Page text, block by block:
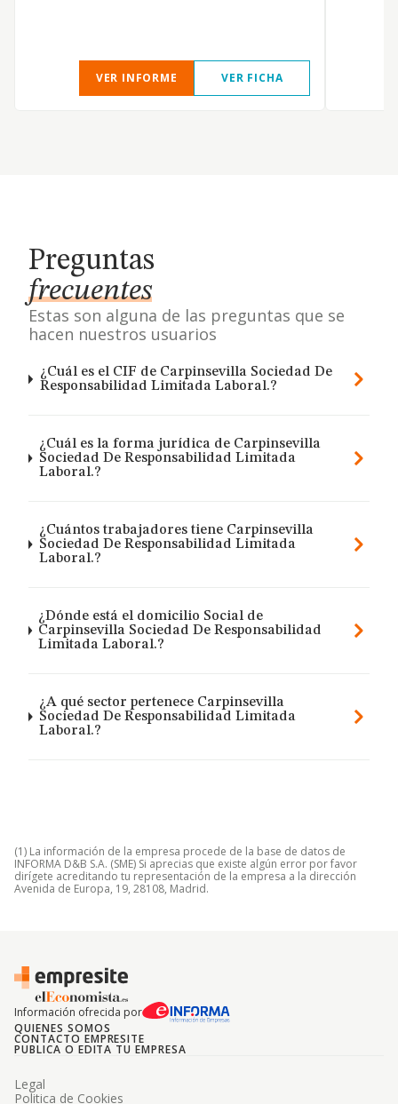
VER INFORME VER FICHA
Preguntas
frecuentes
Estas son alguna de las preguntas que se
hacen nuestros usuarios
¿Cuál es el CIF de Carpinsevilla Sociedad De
Responsabilidad Limitada Laboral.?
¿Cuál es la forma jurídica de Carpinsevilla
Sociedad De Responsabilidad Limitada
Laboral.?
¿Cuántos trabajadores tiene Carpinsevilla
Sociedad De Responsabilidad Limitada
Laboral.?
¿Dónde está el domicilio Social de
Carpinsevilla Sociedad De Responsabilidad
Limitada Laboral.?
¿A qué sector pertenece Carpinsevilla
Sociedad De Responsabilidad Limitada
Laboral.?
(1) La información de la empresa procede de la base de datos de
INFORMA D&B S.A. (SME) Si aprecias que existe algún error por favor
dirígete acreditando tu representación de la empresa a la dirección
Avenida de Europa, 19, 28108, Madrid.
Información ofrecida por
QUIENES SOMOS
CONTACTO EMPRESITE
PUBLICA O EDITA TU EMPRESA
Legal
Politica de Cookies